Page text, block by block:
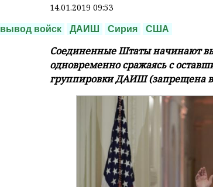
14.01.2019 09:53
вывод войск ДАИШ Сирия США
Соединенные Штаты начинают
одновременно сражаясь с
группировки ДАИШ (запрещена